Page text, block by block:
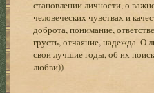
становлении личности, о
человеческих чувствах и
доброта, понимание,
грусть, отчаяние, надежда. О
свои лучшие годы, об их
любви))